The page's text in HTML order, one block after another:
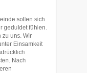
sollen sich
geduldet fühlen.
zu uns. Wir
Einsamkeit
Nach